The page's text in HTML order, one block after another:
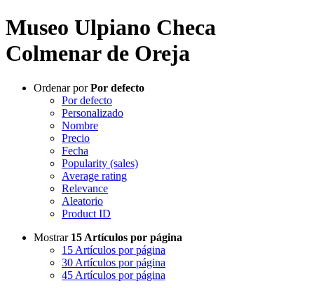
Museo Ulpiano Checa
Colmenar de Oreja
Ordenar porPor defecto
Por defecto
Personalizado
Nombre
Precio
Fecha
Popularity (sales)
Average rating
Relevance
Aleatorio
Product ID
Mostrar 15 Artículos por página
15 Artículos por página
30 Artículos por página
45 Artículos por página